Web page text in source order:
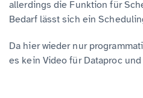
allerdings die Funktion für
Bedarf lässt sich ein
Da hier wieder nur
es kein Video für Dataproc und